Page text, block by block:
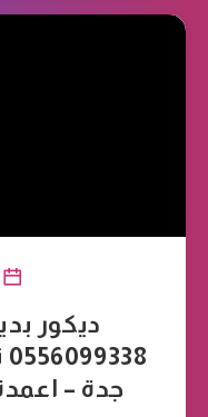
ديكور
جدة –